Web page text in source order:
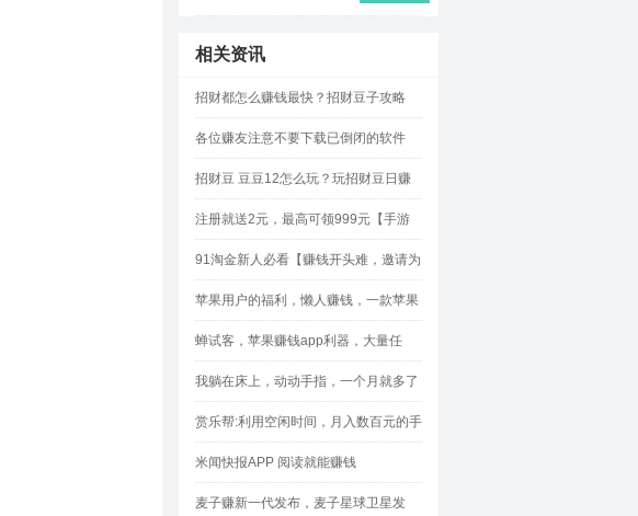
相关资讯
招财都怎么赚钱最快？招财豆子攻略
各位赚友注意不要下载已倒闭的软件
招财豆 豆豆12怎么玩？玩招财豆日赚
注册就送2元，最高可领999元【手游
91淘金新人必看【赚钱开头难，邀请为
苹果用户的福利，懒人赚钱，一款苹果
蝉试客，苹果赚钱app利器，大量任
我躺在床上，动动手指，一个月就多了
赏乐帮:利用空闲时间，月入数百元的手
米闻快报APP 阅读就能赚钱
麦子赚新一代发布，麦子星球卫星发